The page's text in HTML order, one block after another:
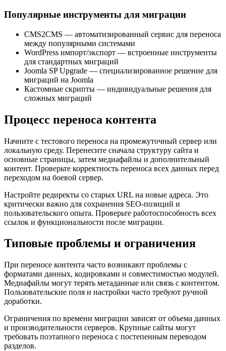
Популярные инструменты для миграции
CMS2CMS — автоматизированный сервис для переноса
между популярными системами
WordPress импорт/экспорт — встроенные инструменты
для стандартных миграций
Joomla SP Upgrade — специализированное решение для
миграций на Joomla
Кастомные скрипты — индивидуальные решения для
сложных миграций
Процесс переноса контента
Начните с тестового переноса на промежуточный сервер или
локальную среду. Перенесите сначала структуру сайта и
основные страницы, затем медиафайлы и дополнительный
контент. Проверьте корректность переноса всех данных перед
переходом на боевой сервер.
Настройте редиректы со старых URL на новые адреса. Это
критически важно для сохранения SEO-позиций и
пользовательского опыта. Проверьте работоспособность всех
ссылок и функциональности после миграции.
Типовые проблемы и ограничения
При переносе контента часто возникают проблемы с
форматами данных, кодировками и совместимостью модулей.
Медиафайлы могут терять метаданные или связь с контентом.
Пользовательские поля и настройки часто требуют ручной
доработки.
Ограничения по времени миграции зависят от объема данных
и производительности серверов. Крупные сайты могут
требовать поэтапного переноса с постепенным переводом
разделов.